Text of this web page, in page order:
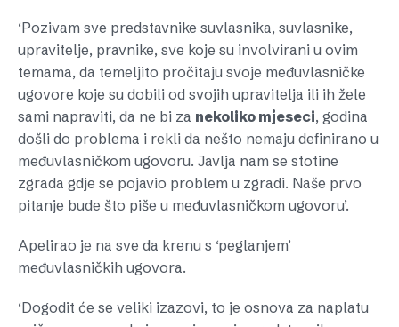
‘Pozivam sve predstavnike suvlasnika, suvlasnike,
upravitelje, pravnike, sve koje su involvirani u ovim
temama, da temeljito pročitaju svoje međuvlasničke
ugovore koje su dobili od svojih upravitelja ili ih žele
sami napraviti, da ne bi za nekoliko mjeseci, godina
došli do problema i rekli da nešto nemaju definirano u
međuvlasničkom ugovoru. Javlja nam se stotine
zgrada gdje se pojavio problem u zgradi. Naše prvo
pitanje bude što piše u međuvlasničkom ugovoru’.
Apelirao je na sve da krenu s ‘peglanjem’
međuvlasničkih ugovora.
‘Dogodit će se veliki izazovi, to je osnova za naplatu